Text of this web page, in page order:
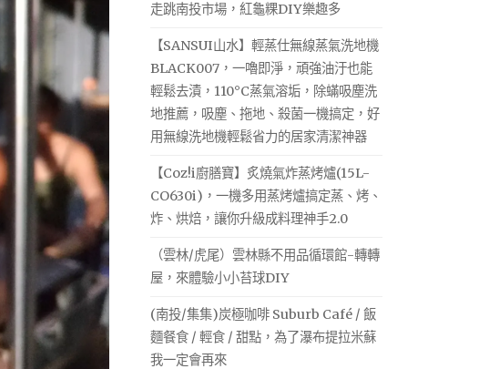
走跳南投市場，紅龜粿DIY樂趣多
【SANSUI山水】輕蒸仕無線蒸氣洗地機
BLACK007，一嚕即淨，頑強油汙也能
輕鬆去漬，110°C蒸氣溶垢，除蟎吸塵洗
地推薦，吸塵、拖地、殺菌一機搞定，好
用無線洗地機輕鬆省力的居家清潔神器
【Coz!i廚膳寶】炙燒氣炸蒸烤爐(15L-
CO630i)，一機多用蒸烤爐搞定蒸、烤、
炸、烘焙，讓你升級成料理神手2.0
（雲林/虎尾）雲林縣不用品循環館-轉轉
屋，來體驗小小苔球DIY
(南投/集集)炭極咖啡 Suburb Café / 飯
麵餐食 / 輕食 / 甜點，為了瀑布提拉米蘇
我一定會再來